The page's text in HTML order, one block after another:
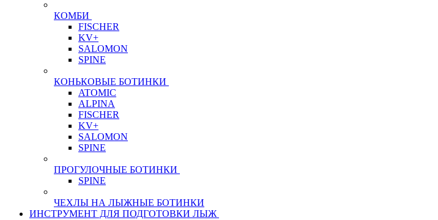
КОМБИ
FISCHER
KV+
SALOMON
SPINE
КОНЬКОВЫЕ БОТИНКИ
ATOMIC
ALPINA
FISCHER
KV+
SALOMON
SPINE
ПРОГУЛОЧНЫЕ БОТИНКИ
SPINE
ЧЕХЛЫ НА ЛЫЖНЫЕ БОТИНКИ
ИНСТРУМЕНТ ДЛЯ ПОДГОТОВКИ ЛЫЖ